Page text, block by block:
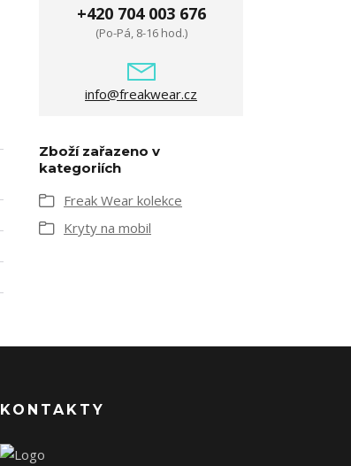
+420 704 003 676
(Po-Pá, 8-16 hod.)
info@freakwear.cz
Zboží zařazeno v
kategoriích
Freak Wear kolekce
Kryty na mobil
KONTAKTY